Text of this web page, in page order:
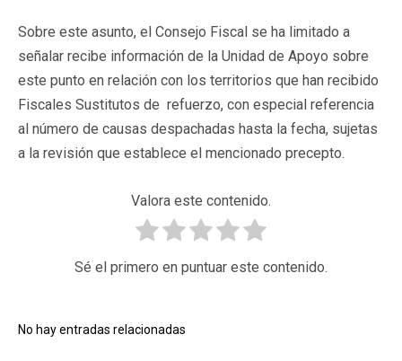
Sobre este asunto, el Consejo Fiscal se ha limitado a
señalar recibe información de la Unidad de Apoyo sobre
este punto en relación con los territorios que han recibido
Fiscales Sustitutos de refuerzo, con especial referencia
al número de causas despachadas hasta la fecha, sujetas
a la revisión que establece el mencionado precepto.
Valora este contenido.
Sé el primero en puntuar este contenido.
No hay entradas relacionadas